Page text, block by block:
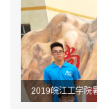
2019皖江工学院